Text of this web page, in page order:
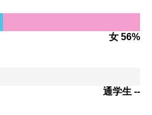
女 56%
通学生 --